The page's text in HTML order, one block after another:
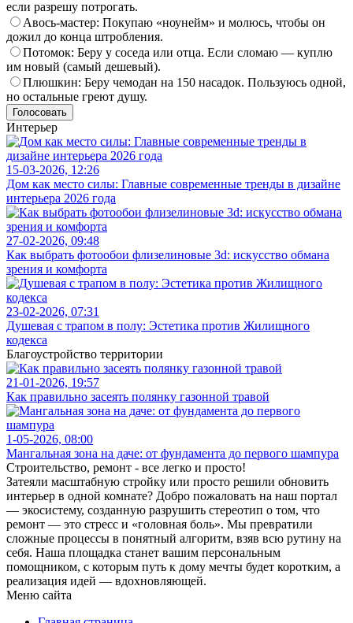
если разрешу потрогать.
Авось-мастер: Покупаю «ноунейм» и молюсь, чтобы он
дожил до конца штробления.
Потомок: Беру у соседа или отца. Если сломаю — куплю
им новый (самый дешевый).
Плюшкин: Беру чемодан на 150 насадок. Пользуюсь одной,
но остальные греют душу.
Голосовать
Интерьер
15-03-2026, 12:26
Дом как место силы: Главные современные тренды в дизайне
интерьера 2026 года
27-02-2026, 09:48
Как выбрать фотообои флизелиновые 3d: искусство обмана
зрения и комфорта
23-02-2026, 07:31
Душевая с трапом в полу: Эстетика против Жилищного
кодекса
Благоустройство территории
21-01-2026, 19:57
Как правильно засеять полянку газонной травой
1-05-2026, 08:00
Мангальная зона на даче: от фундамента до первого шампура
Строительство, ремонт - все легко и просто!
Затеяли масштабную стройку или просто решили обновить
интерьер в одной комнате? Добро пожаловать на наш портал
— экосистему, созданную разрушить стереотип о том, что
ремонт — это стресс и «головная боль». Мы превратили
сложные процессы в понятный алгоритм, взяв всю рутину на
себя. Наша площадка станет вашим персональным
помощником, с которым путь к дому мечты будет коротким, а
реализация идей — вдохновляющей.
Меню сайта